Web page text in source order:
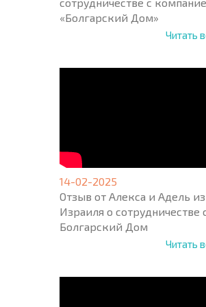
«Болгарский Дом»
Читать
14-02-2025
Отзыв от Алекса и Адель из
Израиля о сотрудничестве
Болгарский Дом
Читать